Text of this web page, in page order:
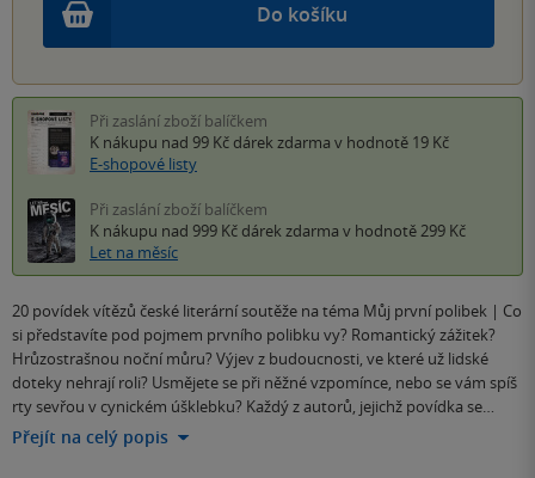
Do košíku
Při zaslání zboží balíčkem
K nákupu nad 99 Kč dárek zdarma v hodnotě 19 Kč
E-shopové listy
Při zaslání zboží balíčkem
K nákupu nad 999 Kč dárek zdarma v hodnotě 299 Kč
Let na měsíc
20 povídek vítězů české literární soutěže na téma Můj první polibek | Co
si představíte pod pojmem prvního polibku vy? Romantický zážitek?
Hrůzostrašnou noční můru? Výjev z budoucnosti, ve které už lidské
doteky nehrají roli? Usmějete se při něžné vzpomínce, nebo se vám spíš
rty sevřou v cynickém úšklebku? Každý z autorů, jejichž povídka se…
Přejít na celý popis